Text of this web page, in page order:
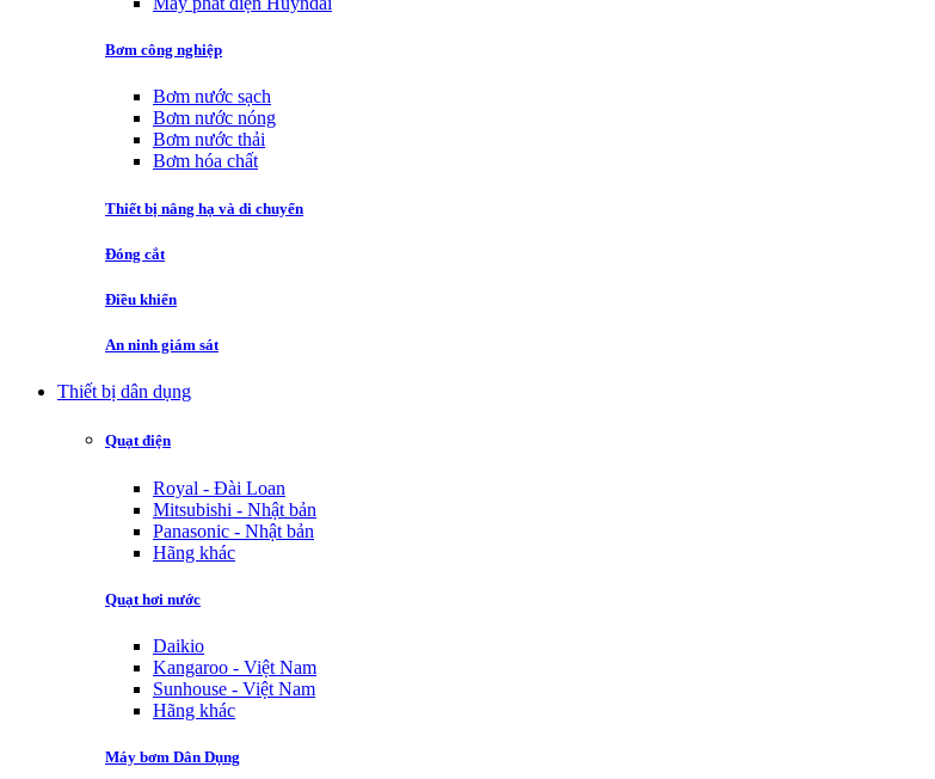
Bơm công nghiệp
Bơm nước sạch
Bơm nước nóng
Bơm nước thải
Bơm hóa chất
Thiết bị nâng hạ và di chuyển
Đóng cắt
Điều khiển
An ninh giám sát
Thiết bị dân dụng
Quạt điện
Royal - Đài Loan
Mitsubishi - Nhật bản
Panasonic - Nhật bản
Hãng khác
Quạt hơi nước
Daikio
Kangaroo - Việt Nam
Sunhouse - Việt Nam
Hãng khác
Máy bơm Dân Dụng